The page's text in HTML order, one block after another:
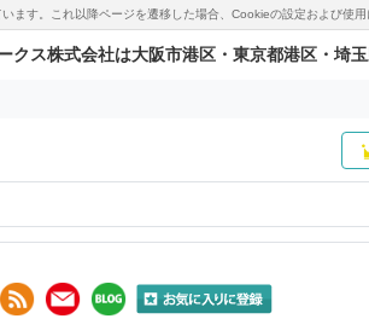
ます。これ以降ページを遷移した場合、Cookieの設定および使
クス株式会社は大阪市港区・東京都港区・埼